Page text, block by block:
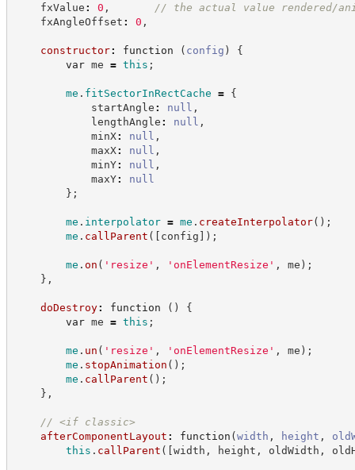
fxValue : 0 , // the actual value rendered/
fxAngleOffset : 0 ,
constructor: function ( config )
{
var me = this ;
me . fitSectorInRectCache =
{
startAngle : null ,
lengthAngle : null ,
minX: null ,
maxX: null ,
minY: null ,
maxY:
null
} ;
me . interpolator = me . createInterpolator( ) ;
me . callParent ( [ config ] ) ;
me . on ( ' resize ' , ' onElementResize ' , me ) ;
} ,
doDestroy: function ( )
{
var me = this ;
me . un ( ' resize ' , ' onElementResize ' , me ) ;
me . stopAnimation ( ) ;
me . callParent ( ) ;
} ,
// <if classic>
afterComponentLayout : function (width , height ,
this . callParent ( [width , height , oldWidth ,